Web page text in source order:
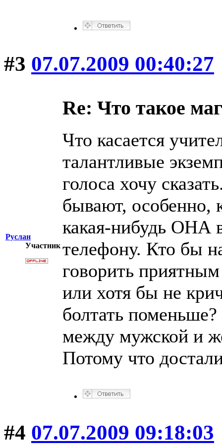
#3 07.07.2009 00:40:27
Руслан
Участник
Re: Что такое
Что касается
талантливые
голоса хочу
бывают, особенно,
какая-нибудь ОНА
телефону. Кто бы
говорить
или хотя бы не
болтать
между мужской и
Потому что
#4 07.07.2009 09:18:03